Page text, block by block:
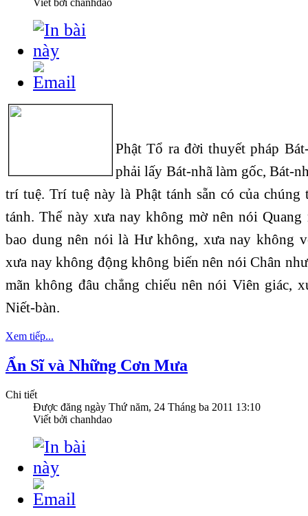
Phật Tổ ra đời thuyết pháp
phải lấy Bát-nhã làm gốc, Bát-
trí tuệ. Trí tuệ này là Phật tánh sẵn có của
tánh. Thể này xưa nay không mờ nên nói
bao dung nên nói là Hư không, xưa nay không
xưa nay không động không biến nên nói Chân
mãn không đâu chẳng chiếu nên nói Viên giác,
Niết-bàn.
Xem tiếp...
Ẩn Sĩ và Những Cơn Mưa
Chi tiết
Được đăng ngày Thứ năm, 24 Tháng ba 2011 13:10
Viết bởi chanhdao